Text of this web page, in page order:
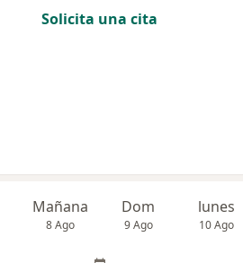
Solicita una cita
Mañana
8 Ago
Dom
9 Ago
lunes
10 Ago